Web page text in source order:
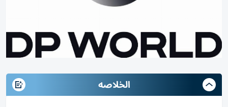
الخلاصه